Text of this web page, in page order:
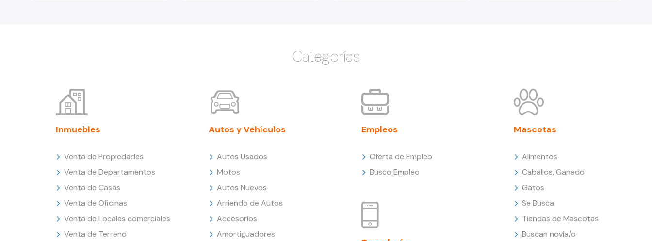
Categorías
Inmuebles
Venta de Propiedades
Venta de Departamentos
Venta de Casas
Venta de Oficinas
Venta de Locales comerciales
Venta de Terreno
Autos y Vehículos
Autos Usados
Motos
Autos Nuevos
Arriendo de Autos
Accesorios
Amortiguadores
Empleos
Oferta de Empleo
Busco Empleo
Mascotas
Alimentos
Caballos, Ganado
Gatos
Se Busca
Tiendas de Mascotas
Buscan novia/o